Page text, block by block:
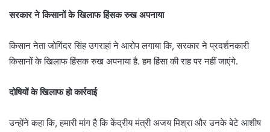
सरकार ने किसानों के खिलाफ हिंसक रुख अपनाया
किसान नेता जोगिंदर सिंह उगराहां ने आरोप लगाया कि, सरकार ने प्रदर्शनकारी
किसानों के खिलाफ हिंसक रुख अपनाया है. हम हिंसा की राह पर नहीं जाएंगे.
दोषियों के खिलाफ हो कार्रवाई
उन्होंने कहा कि, हमारी मांग है कि केंद्रीय मंत्री अजय मिश्रा और उनके बेटे आशीष